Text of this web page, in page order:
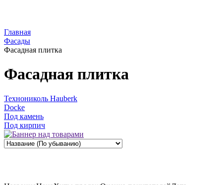
Главная
Фасады
Фасадная плитка
Фасадная плитка
Технониколь Hauberk
Docke
Под камень
Под кирпич